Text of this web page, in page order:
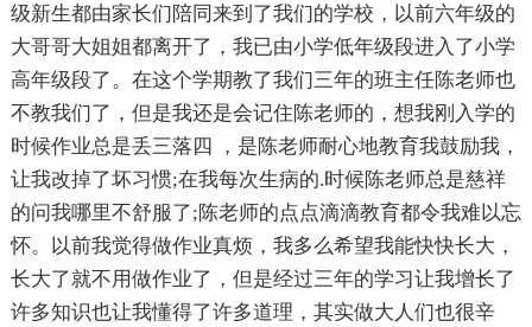
级新生都由家长们陪同来到了我们的学校，以前六年级的
大哥哥大姐姐都离开了，我已由小学低年级段进入了小学
高年级段了。在这个学期教了我们三年的班主任陈老师也
不教我们了，但是我还是会记住陈老师的，想我刚入学的
时候作业总是丢三落四 ，是陈老师耐心地教育我鼓励我，
让我改掉了坏习惯;在我每次生病的.时候陈老师总是慈祥
的问我哪里不舒服了;陈老师的点点滴滴教育都令我难以忘
怀。以前我觉得做作业真烦，我多么希望我能快快长大，
长大了就不用做作业了，但是经过三年的学习让我增长了
许多知识也让我懂得了许多道理，其实做大人们也很辛